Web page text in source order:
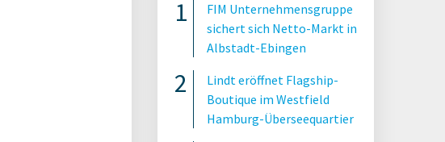
FIM Unternehmensgruppe
sichert sich Netto-Markt in
Albstadt-Ebingen
Lindt eröffnet Flagship-
Boutique im Westfield
Hamburg-Überseequartier